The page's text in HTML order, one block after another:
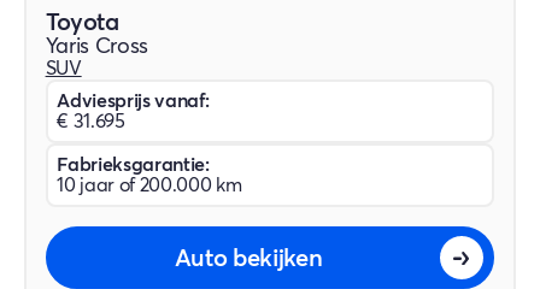
Toyota
Yaris Cross
SUV
Adviesprijs vanaf:
€ 31.695
Fabrieksgarantie:
10 jaar of 200.000 km
Auto bekijken